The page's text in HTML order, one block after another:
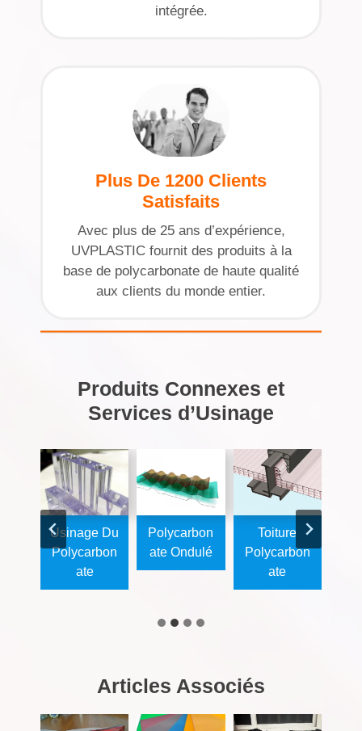
intégrée.
Plus De 1200 Clients
Satisfaits
Avec plus de 25 ans d’expérience,
UVPLASTIC fournit des produits à la
base de polycarbonate de haute qualité
aux clients du monde entier.
Produits Connexes et
Services d’Usinage
Usinage Du
Polycarbon
Ate
Polycarbon
Ate Ondulé
Toiture
Polycarbon
Ate
Articles Associés